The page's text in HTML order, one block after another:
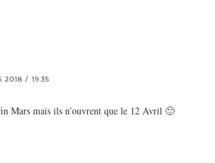
2018 / 19:35
Mars mais ils n’ouvrent que le 12 Avril 🙁